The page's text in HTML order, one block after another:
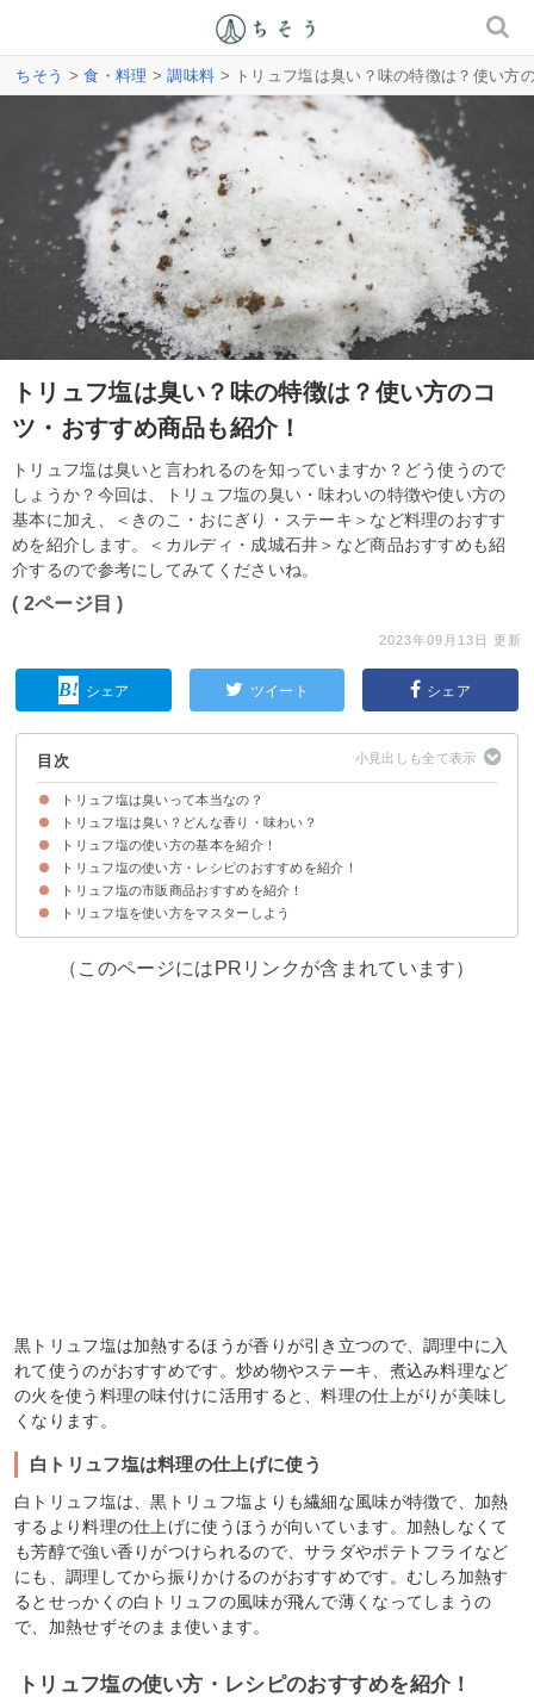
ちそう >食・料理 >調味料 > トリュフ塩は臭い？味の特徴は？使い方
トリュフ塩は臭い？味の特徴は？使い方のコ
ツ・おすすめ商品も紹介！
トリュフ塩は臭いと言われるのを知っていますか？どう使うので
しょうか？今回は、トリュフ塩の臭い・味わいの特徴や使い方の
基本に加え、＜きのこ・おにぎり・ステーキ＞など料理のおすす
めを紹介します。＜カルディ・成城石井＞など商品おすすめも紹
介するので参考にしてみてくださいね。
( 2ページ目 )
2023年09月13日 更新
シェア ツイート シェア
目次
トリュフ塩は臭いって本当なの？
まずはトリュフ塩とは何かを知ろう
トリュフ塩は臭い？どんな香り・味わい？
トリュフ塩の香りの特徴
トリュフ塩の味わい
トリュフ塩の使い方の基本を紹介！
黒トリュフ塩は調理中に入れて使う
白トリュフ塩は料理の仕上げに使う
トリュフ塩の使い方・レシピのおすすめを紹介！
①ステーキ
②野菜炒め
③卵かけご飯
④豆腐
⑤カルボナーラ
⑥オムレツ
⑦おにぎり
⑧きのこのソテー
トリュフ塩の市販商品おすすめを紹介！
①カルディ トリュフソルト 18g（248円）
②ジュリアーノ・タルトゥーフィ トリュフ入り ゲランドの塩（1,178円）
トリュフ塩を使い方をマスターしよう
（このページにはPRリンクが含まれています）
黒トリュフ塩は加熱するほうが香りが引き立つので、調理中に入
れて使うのがおすすめです。炒め物やステーキ、煮込み料理など
の火を使う料理の味付けに活用すると、料理の仕上がりが美味し
くなります。
白トリュフ塩は料理の仕上げに使う
白トリュフ塩は、黒トリュフ塩よりも繊細な風味が特徴で、加熱
するより料理の仕上げに使うほうが向いています。加熱しなくて
も芳醇で強い香りがつけられるので、サラダやポテトフライなど
にも、調理してから振りかけるのがおすすめです。むしろ加熱す
るとせっかくの白トリュフの風味が飛んで薄くなってしまうの
で、加熱せずそのまま使います。
トリュフ塩の使い方・レシピのおすすめを紹介！